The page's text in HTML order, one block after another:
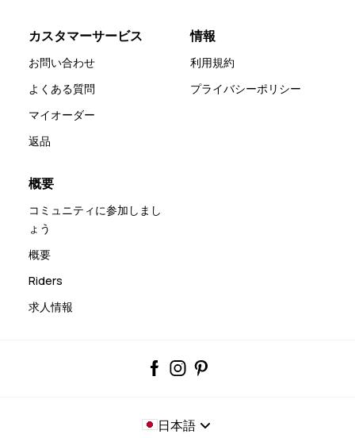
カスタマーサービス
お問い合わせ
よくある質問
マイオーダー
返品
情報
利用規約
プライバシーポリシー
概要
コミュニティに参加しまし
ょう
概要
Riders
求人情報
日本語